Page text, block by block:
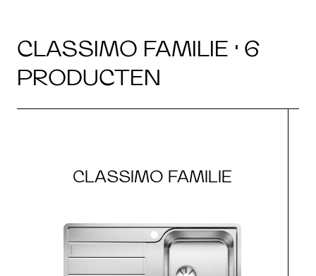
CLASSIMO FAMILIE · 6
PRODUCTEN
CLASSIMO FAMILIE